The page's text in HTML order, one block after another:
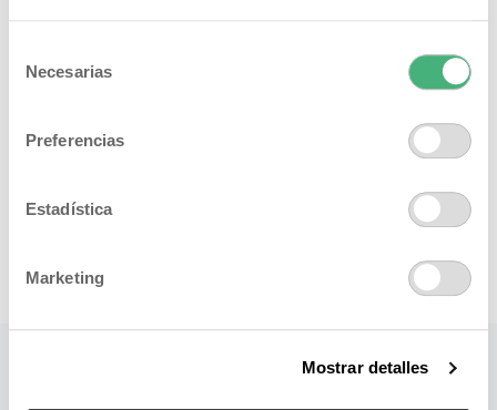
Necesarias
Preferencias
Estadística
Marketing
Mostrar detalles